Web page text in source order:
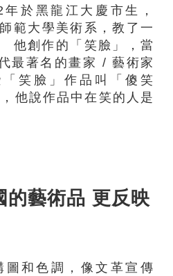
年於黑龍江大慶市生，
範大學美術系，教了一
他創作的「笑臉」，當
最著名的畫家 /藝術家
笑臉」作品叫「傻笑
他說作品中在笑的人是
的藝術品 更反映
圖和色調，像文革宣傳